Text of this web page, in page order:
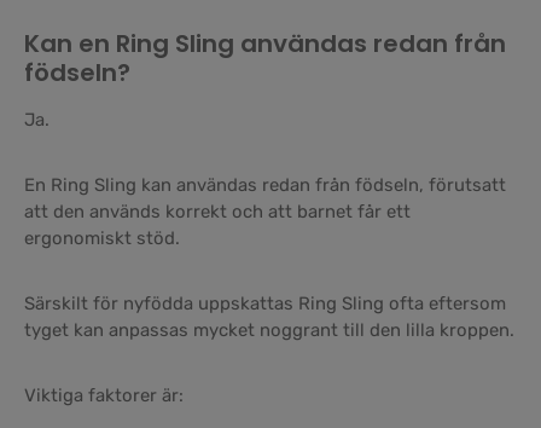
Kan en Ring Sling användas redan från
födseln?
Ja.
En Ring Sling kan användas redan från födseln, förutsatt
att den används korrekt och att barnet får ett
ergonomiskt stöd.
Särskilt för nyfödda uppskattas Ring Sling ofta eftersom
tyget kan anpassas mycket noggrant till den lilla kroppen.
Viktiga faktorer är: